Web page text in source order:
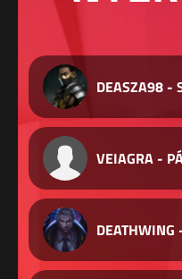
DEASZA98 -
VEIAGRA -
DEATHWING